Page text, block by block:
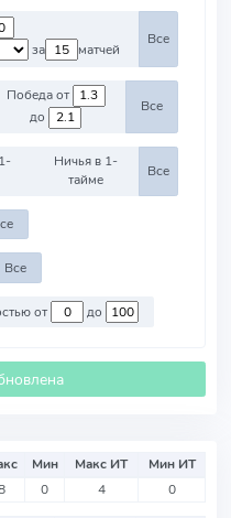
за
матчей
Все
Победа от
до
Все
Ничья в 1-
тайме
Все
Все
Против команд со стоимостью от до
Мин Макс ИТ
Мин ИТ
0 4 0